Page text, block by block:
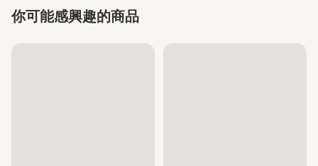
你可能感興趣的商品